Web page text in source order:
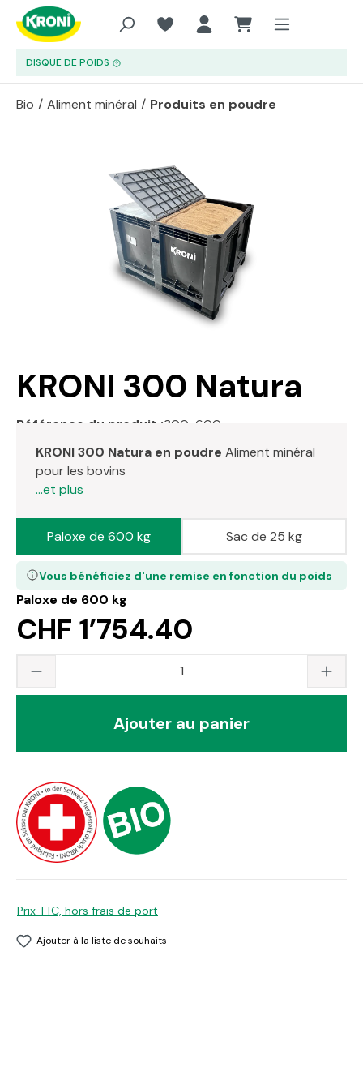
Aller au contenu principal
DISQUE DE POIDS
Bio / Aliment minéral / Produits en poudre
Passer la galerie d'images
KRONI 300 Natura
Référence du produit :300-600
KRONI 300 Natura en poudre Aliment minéral
pour les bovins
...et plus
Paloxe de 600 kg
CHF 1’754.40
Vous bénéficiez d'une remise en fonction du poids
Paloxe de 600 kg Sac de 25 kg
Quantité du produit : saisissez la valeur
Ajouter au panier
Prix TTC, hors frais de port
Ajouter à la liste de souhaits